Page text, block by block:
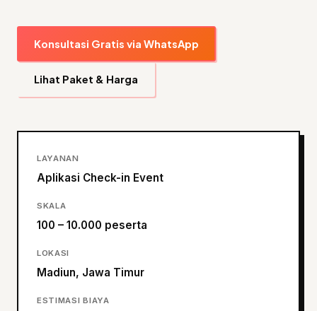
Konsultasi Gratis via WhatsApp
Lihat Paket & Harga
LAYANAN
Aplikasi Check-in Event
SKALA
100 – 10.000 peserta
LOKASI
Madiun, Jawa Timur
ESTIMASI BIAYA